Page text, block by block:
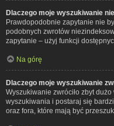
Dlaczego moje wyszukiwanie
Prawdopodobnie zapytanie nie
podobnych zwrotów
zapytanie – użyj funkcji
Na górę
Dlaczego moje wyszukiwanie
Wyszukiwanie zwróciło zbyt
wyszukiwania i postaraj się
oraz fora, które mają być